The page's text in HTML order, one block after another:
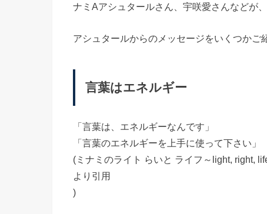
ナミAアシュタールさん、宇咲愛さんなどが、
アシュタールからのメッセージをいくつかご
言葉はエネルギー
「言葉は、エネルギーなんです」
「言葉のエネルギーを上手に使って下さい」
(ミナミのライト らいと ライフ～light, right,
より引用
)